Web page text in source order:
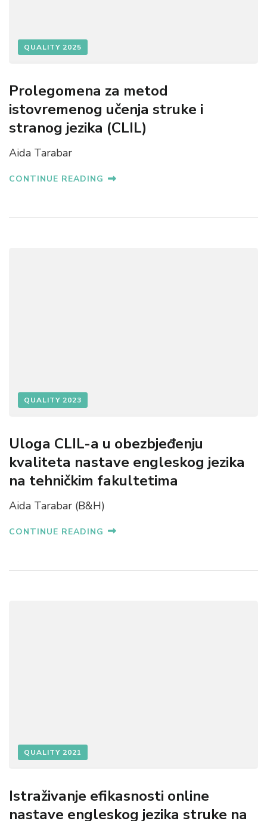
QUALITY 2025
Prolegomena za metod
istovremenog učenja struke i
stranog jezika (CLIL)
Aida Tarabar
CONTINUE READING
QUALITY 2023
Uloga CLIL-a u obezbjeđenju
kvaliteta nastave engleskog jezika
na tehničkim fakultetima
Aida Tarabar (B&H)
CONTINUE READING
QUALITY 2021
Istraživanje efikasnosti online
nastave engleskog jezika struke na